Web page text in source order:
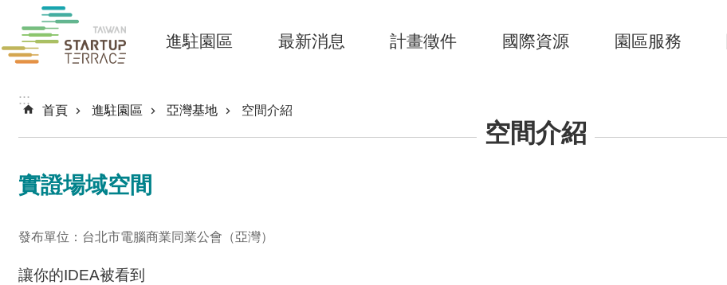
跳到主要內容區塊
進駐園區 最新消息 計畫徵件 國際資源 園區服務
:::
首頁 進駐園區 亞灣基地 空間介紹
空間介紹
實證場域空間
發布單位：台北市電腦商業同業公會（亞灣）
讓你的IDEA被看到